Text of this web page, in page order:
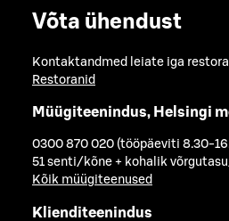
Võta ühendust
Kontaktandmed leiate iga
Restoranid
Müügiteenindus, Helsingi
0300 870 020 (tööpäeviti 8.30-
51 senti/kõne + kohalik
Kõik müügiteenused
Klienditeenindus